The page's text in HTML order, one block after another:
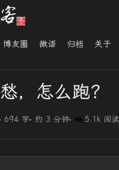
博友圈 微语 归档 关于
愁，怎么跑？
694 字 约 3 分钟 5.1k 阅读